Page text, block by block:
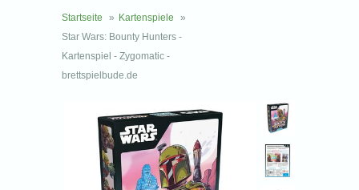
Startseite » Kartenspiele
»
Star Wars: Bounty Hunters -
Kartenspiel - Zygomatic -
brettspielbude.de